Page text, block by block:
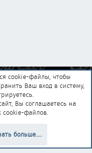
Главная
R
®
cookie-файлы, чтобы
Ваш вход в систему,
Вы соглашаетесь на
cookie-файлов.
больше....